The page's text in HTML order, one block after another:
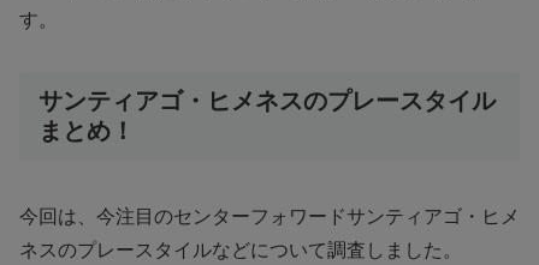
す。
サンティアゴ・ヒメネスのプレースタイル
まとめ！
今回は、今注目のセンターフォワードサンティアゴ・ヒメ
ネスのプレースタイルなどについて調査しました。